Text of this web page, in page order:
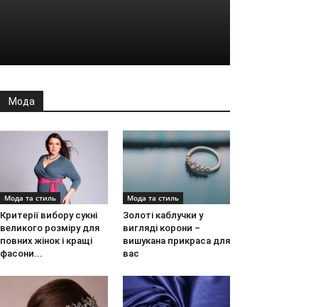
Мода
Мода та стиль
Критерії вибору сукні
великого розміру для
повних жінок і кращі
фасони...
Мода та стиль
Золоті каблучки у
вигляді корони –
вишукана прикраса для
вас